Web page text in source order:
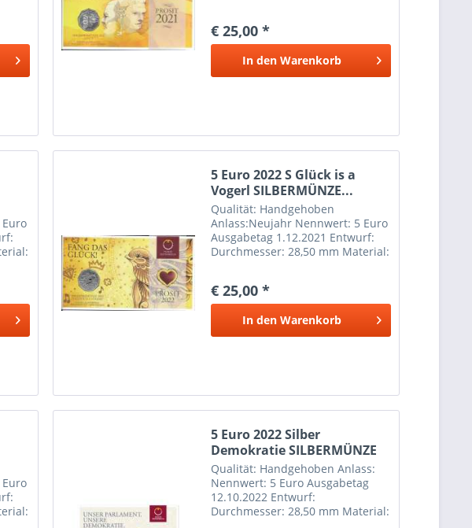
€ 25,00 *
In den Warenkorb
5 Euro 2022 S Glück is a
Vogerl SILBERMÜNZE...
Qualität: Handgehoben
Anlass:Neujahr Nennwert: 5 Euro
Ausgabetag 1.12.2021 Entwurf:
Durchmesser: 28,50 mm Material:
€ 25,00 *
In den Warenkorb
5 Euro 2022 Silber
Demokratie SILBERMÜNZE
Qualität: Handgehoben Anlass:
Nennwert: 5 Euro Ausgabetag
12.10.2022 Entwurf:
Durchmesser: 28,50 mm Material: